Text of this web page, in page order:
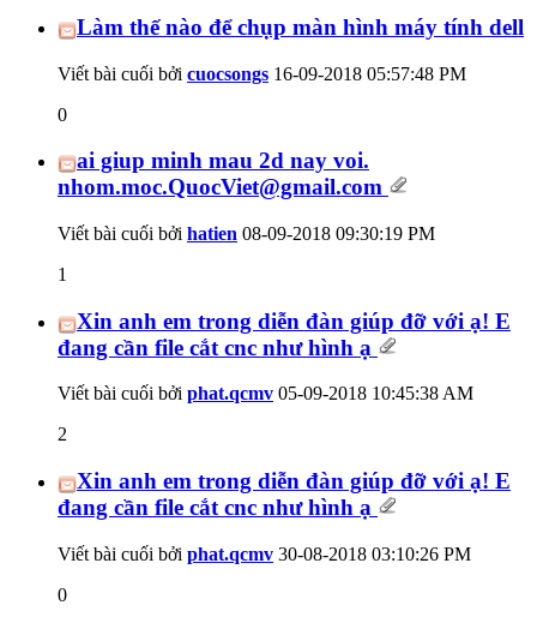
Làm thế nào để chụp màn hình máy tính dell
Viết bài cuối bởi cuocsongs 16-09-2018 05:57:48 PM
0
ai giup minh mau 2d nay voi.
nhom.moc.QuocViet@gmail.com
Viết bài cuối bởi hatien 08-09-2018 09:30:19 PM
1
Xin anh em trong diễn đàn giúp đỡ với ạ! E
đang cần file cắt cnc như hình ạ
Viết bài cuối bởi phat.qcmv 05-09-2018 10:45:38 AM
2
Xin anh em trong diễn đàn giúp đỡ với ạ! E
đang cần file cắt cnc như hình ạ
Viết bài cuối bởi phat.qcmv 30-08-2018 03:10:26 PM
0